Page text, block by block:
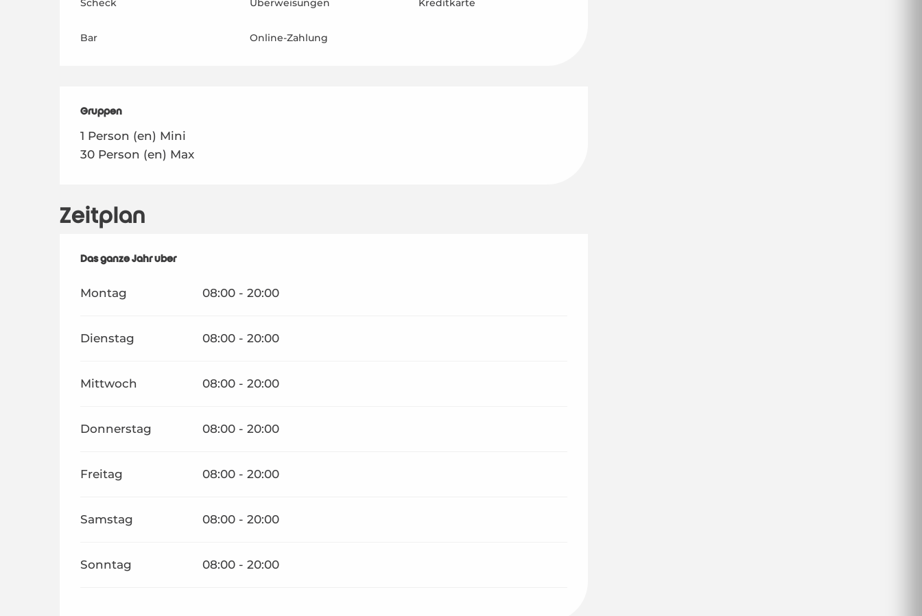
Scheck Überweisungen Kreditkarte
Bar Online-Zahlung
Gruppen
Gruppen
1 Person (en) Mini
30 Person (en) Max
Zeitplan
Das ganze Jahr über
Das ganze Jahr über
Montag 08:00 - 20:00
Dienstag 08:00 - 20:00
Mittwoch 08:00 - 20:00
Donnerstag 08:00 - 20:00
Freitag 08:00 - 20:00
Samstag 08:00 - 20:00
Sonntag 08:00 - 20:00